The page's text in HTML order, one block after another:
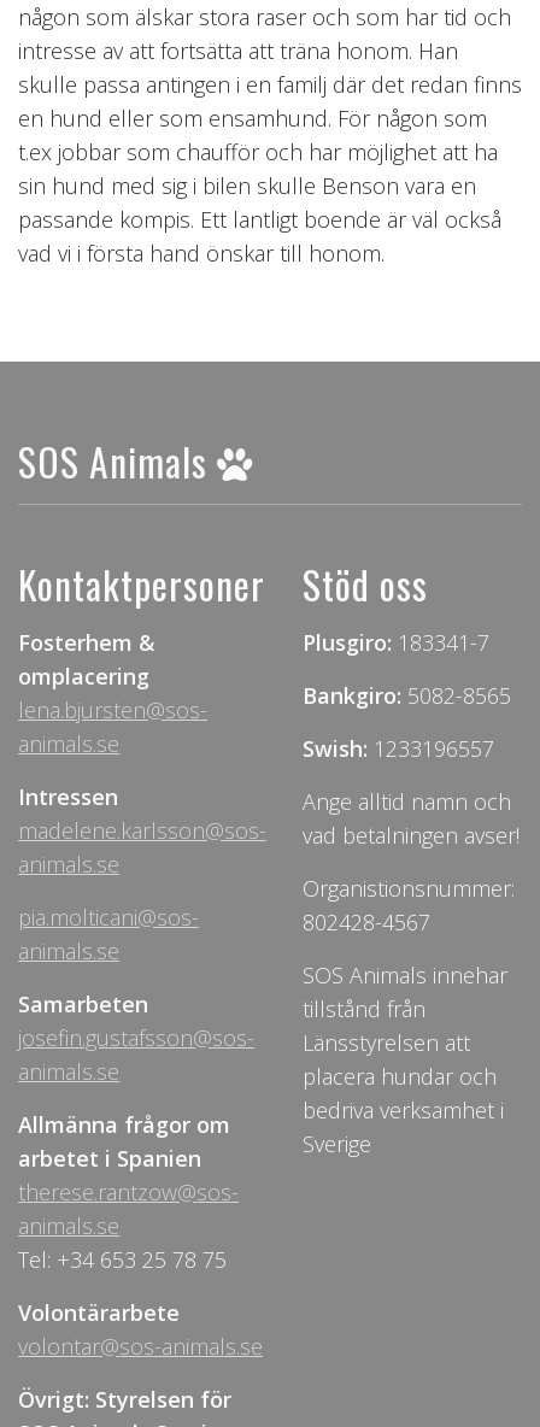
någon som älskar stora raser och som har tid och
intresse av att fortsätta att träna honom. Han
skulle passa antingen i en familj där det redan finns
en hund eller som ensamhund. För någon som
t.ex jobbar som chaufför och har möjlighet att ha
sin hund med sig i bilen skulle Benson vara en
passande kompis. Ett lantligt boende är väl också
vad vi i första hand önskar till honom.
SOS Animals
Kontaktpersoner
Fosterhem &
omplacering
lena.bjursten@sos-
animals.se
Intressen
madelene.karlsson@sos-
animals.se
pia.molticani@sos-
animals.se
Samarbeten
josefin.gustafsson@sos-
animals.se
Allmänna frågor om
arbetet i Spanien
therese.rantzow@sos-
animals.se
Tel: +34 653 25 78 75
Volontärarbete
volontar@sos-animals.se
Övrigt: Styrelsen för
Stöd oss
Plusgiro: 183341-7
Bankgiro: 5082-8565
Swish: 1233196557
Ange alltid namn och
vad betalningen avser!
Organistionsnummer:
802428-4567
SOS Animals innehar
tillstånd från
Länsstyrelsen att
placera hundar och
bedriva verksamhet i
Sverige